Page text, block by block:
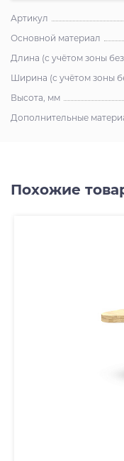
Артикул
Основной материал
Длина (с учётом зоны
Ширина (с учётом зоны
Высота, мм
Дополнительные
Похожие